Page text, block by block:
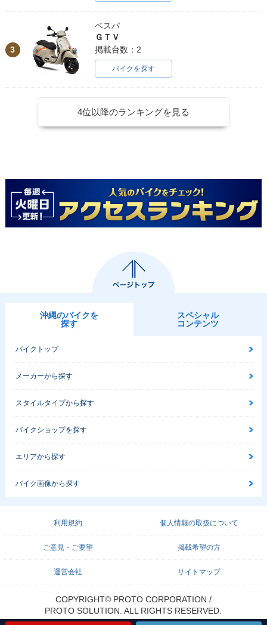
3
ベスパ
ＧＴＶ
掲載台数：2
バイクを探す
4位以降のランキングを見る
沖縄のバイクを
探す
スペシャル
コンテンツ
バイクトップ
メーカーから探す
スタイルタイプから探す
バイクショップを探す
エリアから探す
バイク画像から探す
利用規約 個人情報の取扱について
ご意見・ご要望 掲載希望の方
運営会社 サイトマップ
COPYRIGHT© PROTO CORPORATION./
PROTO SOLUTION. ALL RIGHTS RESERVED.